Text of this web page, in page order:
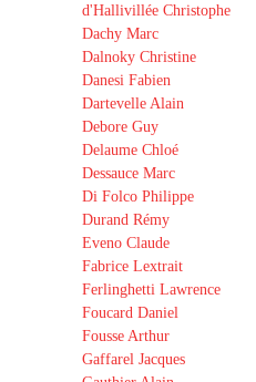
d'Hallivillée Christophe
Dachy Marc
Dalnoky Christine
Danesi Fabien
Dartevelle Alain
Debore Guy
Delaume Chloé
Dessauce Marc
Di Folco Philippe
Durand Rémy
Eveno Claude
Fabrice Lextrait
Ferlinghetti Lawrence
Foucard Daniel
Fousse Arthur
Gaffarel Jacques